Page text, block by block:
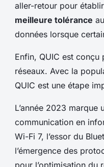
aller-retour pour
meilleure tolérance
données lorsque
Enfin, QUIC est
réseaux. Avec la
QUIC est une étape
L’année 2023
communication en
Wi-Fi 7, l’essor du
l’émergence des